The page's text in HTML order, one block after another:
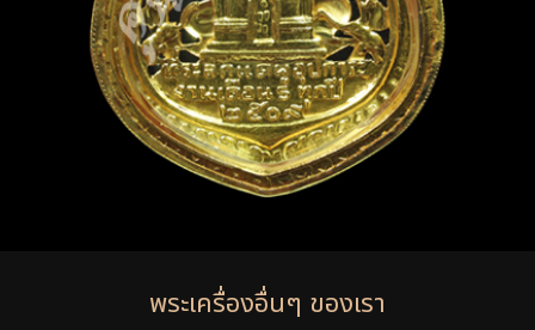
พระเครื่องอื่นๆ ของเรา